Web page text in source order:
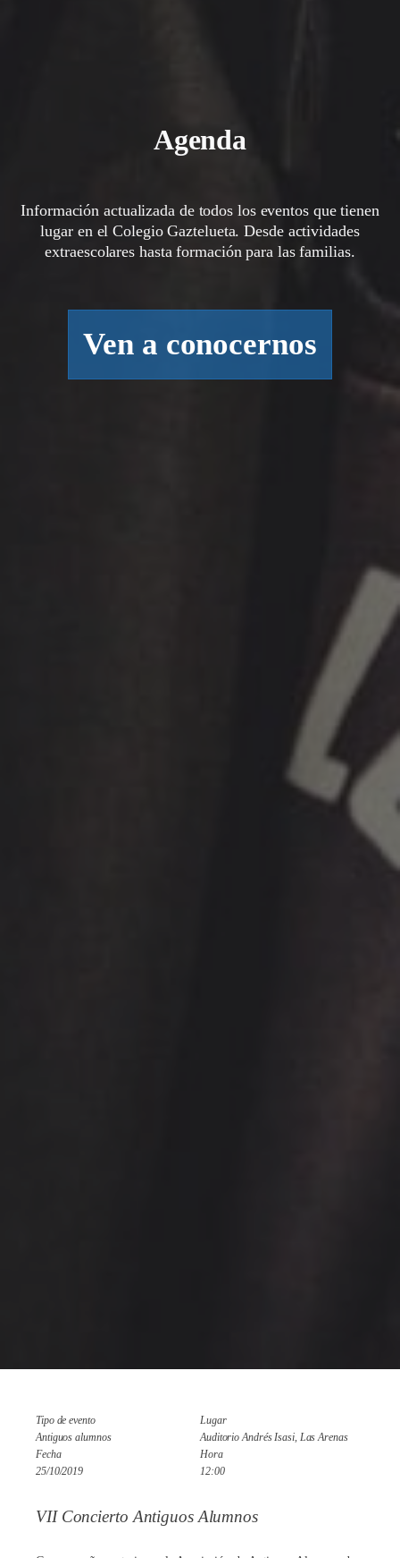
Agenda
Información actualizada de todos los eventos que tienen
lugar en el Colegio Gaztelueta. Desde actividades
extraescolares hasta formación para las familias.
Ven a conocernos
Tipo de evento
Antiguos alumnos
Lugar
Auditorio Andrés Isasi, Las Arenas
Fecha
25/10/2019
Hora
12:00
VII Concierto Antiguos Alumnos